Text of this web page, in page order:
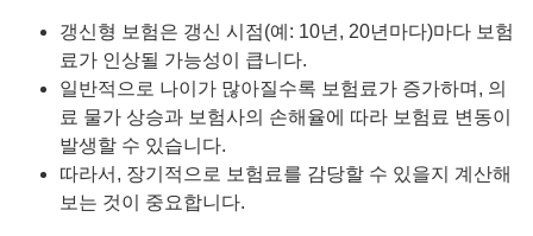
갱신형 보험은 갱신 시점(예: 10년, 20년마다)마다 보험
료가 인상될 가능성이 큽니다.
일반적으로 나이가 많아질수록 보험료가 증가하며, 의
료 물가 상승과 보험사의 손해율에 따라 보험료 변동이
발생할 수 있습니다.
따라서, 장기적으로 보험료를 감당할 수 있을지 계산해
보는 것이 중요합니다.